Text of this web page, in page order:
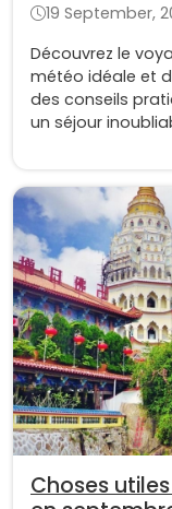
19 September,
Découvrez le
météo idéale et
des conseils
un séjour
Choses